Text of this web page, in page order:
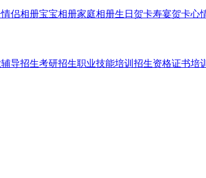
情侣相册宝宝相册家庭相册生日贺卡寿宴贺卡心
导招生考研招生职业技能培训招生资格证书培